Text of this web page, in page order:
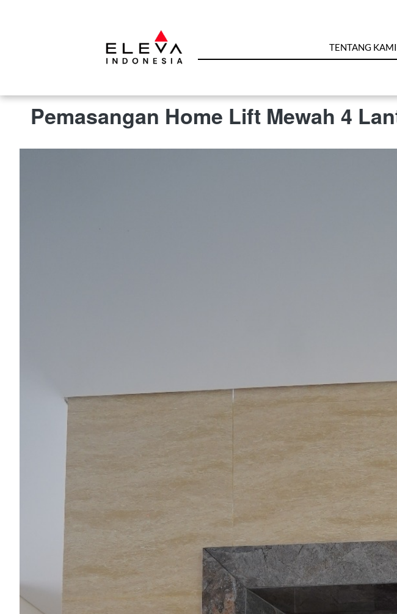
TENTANG KAMI
Pemasangan Home Lift Mewah 4